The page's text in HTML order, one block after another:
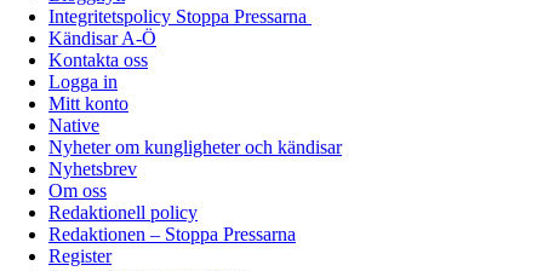
Integritetspolicy Stoppa Pressarna
Kändisar A-Ö
Kontakta oss
Logga in
Mitt konto
Native
Nyheter om kungligheter och kändisar
Nyhetsbrev
Om oss
Redaktionell policy
Redaktionen – Stoppa Pressarna
Register